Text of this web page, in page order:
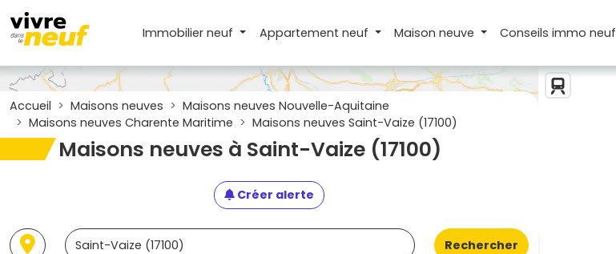
Immobilier neuf Appartement neuf Maison neuve Conseilsimmo neuf
Accueil Maisons neuves
Maisons neuves Nouvelle-Aquitaine
Maisons neuves Charente Maritime
Maisons neuves Saint-Vaize (17100)
Maisons neuves à Saint-Vaize (17100)
Créer alerte
Rechercher